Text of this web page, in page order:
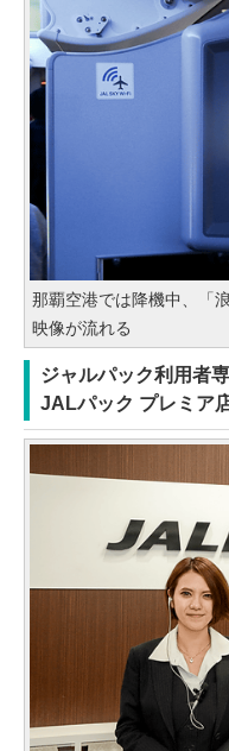
那覇空港では降機中、「
映像が流れる
ジャルパック利用者
JALパック プレミア